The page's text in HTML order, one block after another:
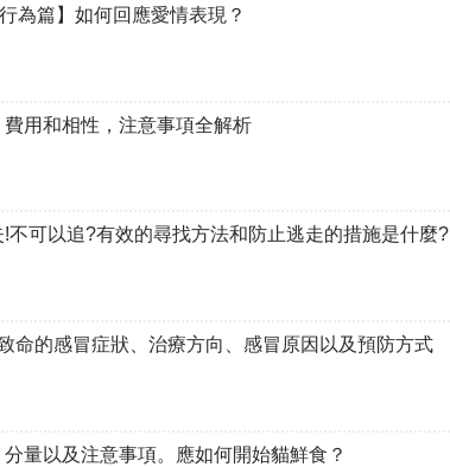
為篇】如何回應愛情表現？
費用和相性，注意事項全解析
!不可以追?有效的尋找方法和防止逃走的措施是什麼?
命的感冒症狀、治療方向、感冒原因以及預防方式
分量以及注意事項。應如何開始貓鮮食？